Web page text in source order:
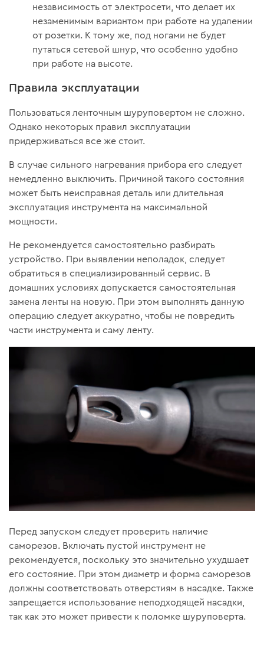
независимость от электросети, что делает их
незаменимым вариантом при работе на удалении
от розетки. К тому же, под ногами не будет
путаться сетевой шнур, что особенно удобно
при работе на высоте.
Правила эксплуатации
Пользоваться ленточным шуруповертом не сложно.
Однако некоторых правил эксплуатации
придерживаться все же стоит.
В случае сильного нагревания прибора его следует
немедленно выключить. Причиной такого состояния
может быть неисправная деталь или длительная
эксплуатация инструмента на максимальной
мощности.
Не рекомендуется самостоятельно разбирать
устройство. При выявлении неполадок, следует
обратиться в специализированный сервис. В
домашних условиях допускается самостоятельная
замена ленты на новую. При этом выполнять данную
операцию следует аккуратно, чтобы не повредить
части инструмента и саму ленту.
Перед запуском следует проверить наличие
саморезов. Включать пустой инструмент не
рекомендуется, поскольку это значительно ухудшает
его состояние. При этом диаметр и форма саморезов
должны соответствовать отверстиям в насадке. Также
запрещается использование неподходящей насадки,
так как это может привести к поломке шуруповерта.